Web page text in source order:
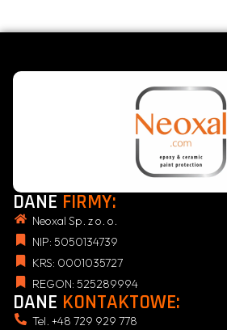
DANE FIRMY:
Neoxal Sp. z o. o.
NIP: 5050134739
KRS: 0001035727
REGON: 525289994
DANE KONTAKTOWE:
Tel. +48 729 929 778